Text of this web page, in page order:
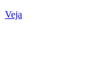
Veja